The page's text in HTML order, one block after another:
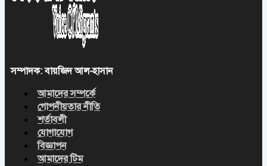
সম্পাদক: বায়জিদ আল-হাসান
আমাদের সম্পর্কে
গোপনীয়তার নীতি
শর্তাবলী
যোগাযোগ
বিজ্ঞাপন
আমাদের টিম